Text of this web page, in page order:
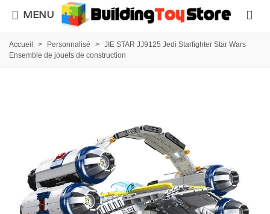
MENU
Accueil > Personnalisé > JIE STAR JJ9125 Jedi Starfighter Star Wars
Ensemble de jouets de construction